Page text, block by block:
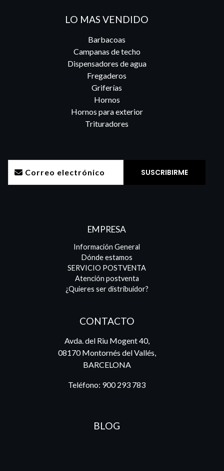
LO MAS VENDIDO
Barbacoas
Campanas de techo
Dispensadores de agua
Fregaderos
Griferías
Hornos
Hornos para exterior
Trituradores
EMPRESA
Información General
Dónde estamos
SERVICIO POSTVENTA
Atención postventa
¿Quieres ser distribuidor?
CONTACTO
Avda. del Riu Mogent 40,
08170 Montornés del Vallés,
BARCELONA
Teléfono: 900 293 783
BLOG